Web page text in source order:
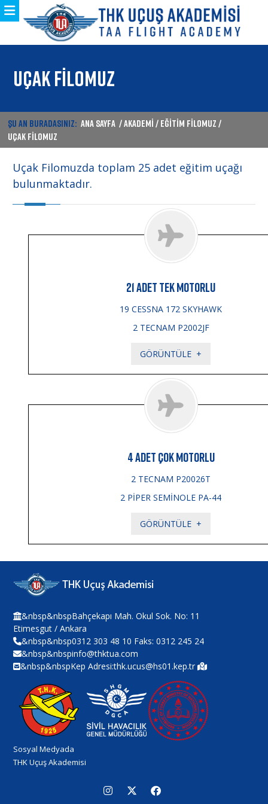
UÇAK FİLOMUZ
ŞU AN BURADASINIZ: ANA SAYFA / AKADEMİ / EĞİTİM FİLOMUZ /
UÇAK FİLOMUZ
Uçak Filomuzda toplam 25 adet eğitim uçağı
bulunmaktadır.
21 ADET TEK MOTORLU
19 CESSNA 172 SKYHAWK
2 TECNAM P2002JF
GÖRÜNTÜLE
4 ADET ÇOK MOTORLU
2 TECNAM P20026T
2 PİPER SEMİNOLE PA-44
GÖRÜNTÜLE
&nbsp&nbspBahçekapı Mah. Okul Sok. No: 11
Etimesgut / Ankara
&nbsp&nbsp0312 303 48 10 Faks: 0312 245 24
&nbsp&nbspinfo@thktua.com
&nbsp&nbspKep Adresi:thk.ucus@hs01.kep.tr
Sosyal Medyada
THK Uçuş Akademisi